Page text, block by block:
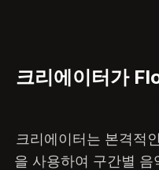
크리에이터가
크리에이터는 본격적
을 사용하여 구간별